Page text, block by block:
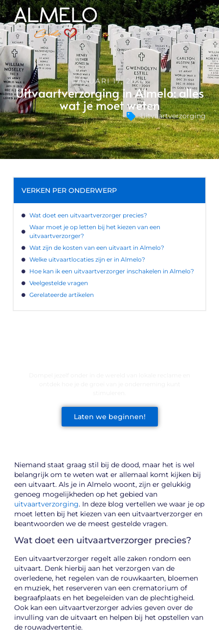
JANUARI 17, 2024
Uitvaartverzorging in Almelo: alles
wat je moet weten
Uitvaartverzorging
Niemand staat graag stil bij de dood, maar het is wel
belangrijk om te weten wat er allemaal komt kijken bij
een uitvaart. Als je in Almelo woont, zijn er gelukkig
genoeg mogelijkheden op het gebied van
uitvaartverzorging. In deze blog vertellen we waar je op
moet letten bij het kiezen van een uitvaartverzorger en
beantwoorden we de meest gestelde vragen.
Wat doet een uitvaartverzorger precies?
Een uitvaartverzorger regelt alle zaken rondom een
uitvaart. Denk hierbij aan het verzorgen van de
overledene, het regelen van de rouwkaarten, bloemen
en muziek, het reserveren van een crematorium of
begraafplaats en het begeleiden van de plechtigheid.
Ook kan een uitvaartverzorger advies geven over de
invulling van de uitvaart en helpen bij het opstellen van
de rouwadvertentie.
VERKEN PER ONDERWERP
Wat doet een uitvaartverzorger precies?
Waar moet je op letten bij het kiezen van een
uitvaartverzorger?
Wat zijn de kosten van een uitvaart in Almelo?
Welke uitvaartlocaties zijn er in Almelo?
Hoe kan ik een uitvaartverzorger inschakelen in Almelo?
Veelgestelde vragen
Gerelateerde artikelen
Laten we beginnen!